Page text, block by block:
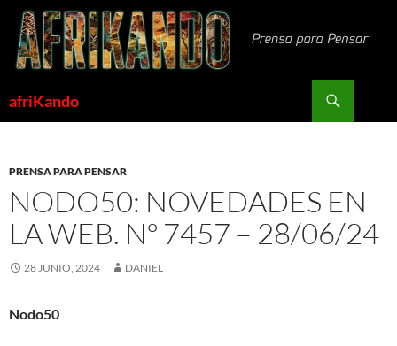
Saltar
contenido
afriKando
PRENSA PARA PENSAR
NODO50: NOVEDADES EN
LA WEB. Nº 7457 – 28/06/24
28 JUNIO, 2024 DANIEL
Nodo50